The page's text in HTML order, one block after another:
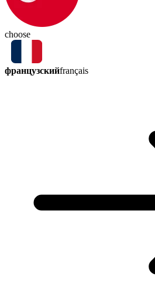
choose
французскийfrançais